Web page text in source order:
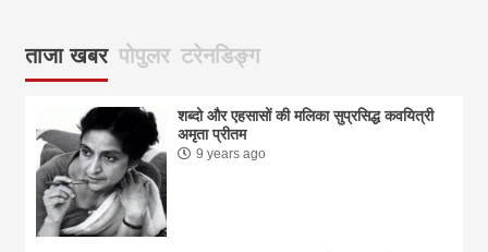
ताजा खबर पोपुलर टरेनडिङ्ग
शब्दो और एहसासों की मलिका सुप्रसिद्ध कवयित्री
अमृता प्रीतम
9 years ago